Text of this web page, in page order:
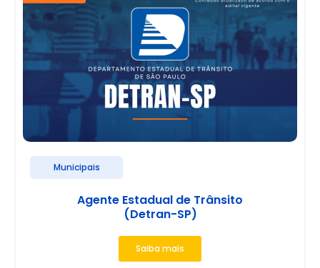
Municipais
Agente Estadual de Trânsito
(Detran-SP)
Saiba mais